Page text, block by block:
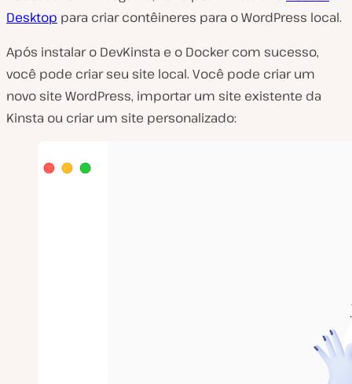
Desktop para criar contêineres para o WordPress local.
Após instalar o DevKinsta e o Docker com sucesso,
você pode criar seu site local. Você pode criar um
novo site WordPress, importar um site existente da
Kinsta ou criar um site personalizado: